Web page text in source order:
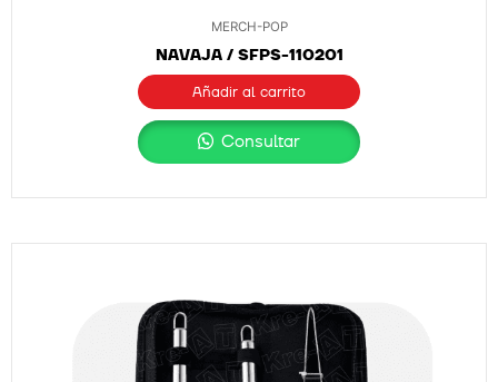
MERCH-POP
NAVAJA / SFPS-110201
Añadir al carrito
Consultar